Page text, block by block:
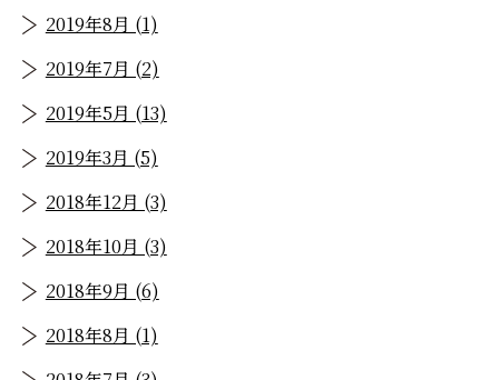
2019年8月 (1)
2019年7月 (2)
2019年5月 (13)
2019年3月 (5)
2018年12月 (3)
2018年10月 (3)
2018年9月 (6)
2018年8月 (1)